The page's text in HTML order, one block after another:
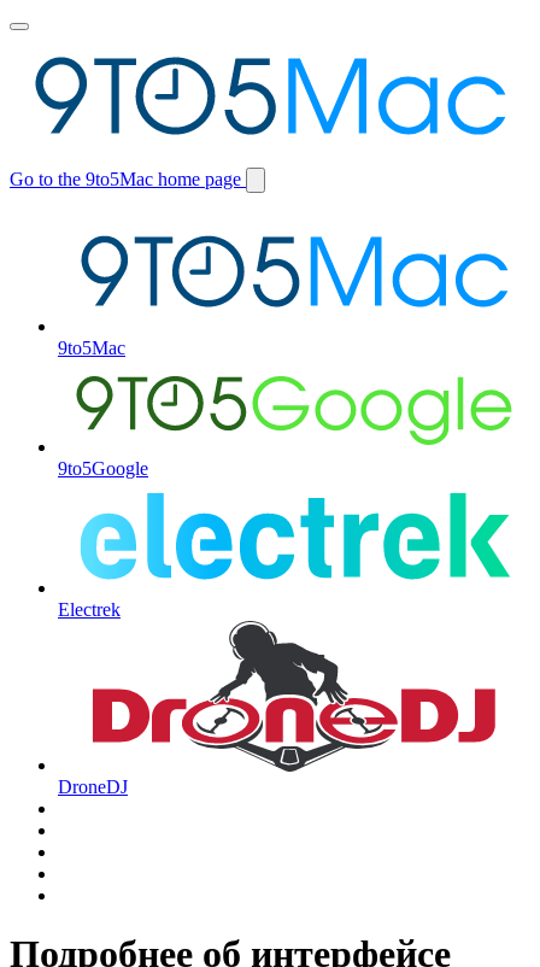
Toggle
menu
Go to the 9to5Mac home page
Switch
9to5Mac
9to5Google
Electrek
DroneDJ
Подробнее об интерфейсе